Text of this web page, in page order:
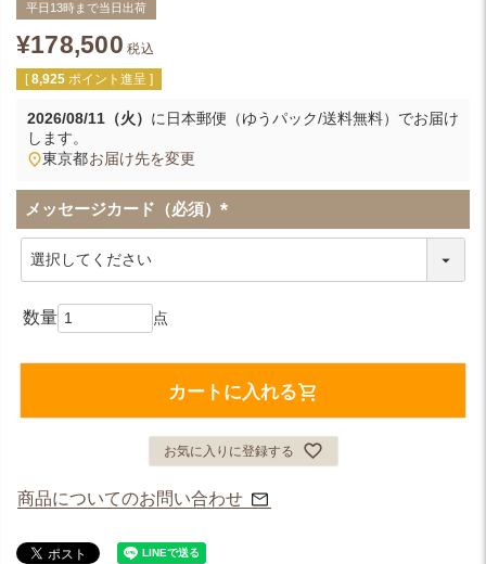
平日13時まで当日出荷
¥178,500 税込
[ 8,925 ポイント進呈 ]
2026/08/11（火） に 日本郵便（ゆうパック/送料無料） でお届け
します。
東京都お届け先を変更
メッセージカード（必須）
(
カートに入れる
お気に入りに登録する
商品についてのお問い合わせ